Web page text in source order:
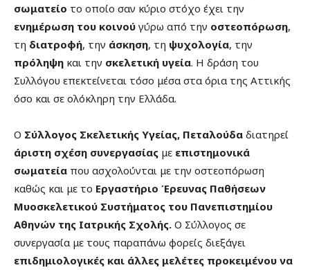
σωματείο το οποίο σαν κύριο στόχο έχει την
ενημέρωση του κοινού γύρω από την οστεοπόρωση,
τη διατροφή, την άσκηση, τη ψυχολογία, την
πρόληψη και την σκελετική υγεία. Η δράση του
Συλλόγου επεκτείνεται τόσο μέσα στα όρια της Αττικής
όσο και σε ολόκληρη την Ελλάδα.
Ο Σύλλογος Σκελετικής Υγείας, Πεταλούδα διατηρεί
άριστη σχέση συνεργασίας με επιστημονικά
σωματεία που ασχολούνται με την οστεοπόρωση
καθώς και με το Εργαστήριο Έρευνας Παθήσεων
Μυοσκελετικού Συστήματος του Πανεπιστημίου
Αθηνών της Ιατρικής Σχολής. Ο Σύλλογος σε
συνεργασία με τους παραπάνω φορείς διεξάγει
επιδημιολογικές και άλλες μελέτες προκειμένου να